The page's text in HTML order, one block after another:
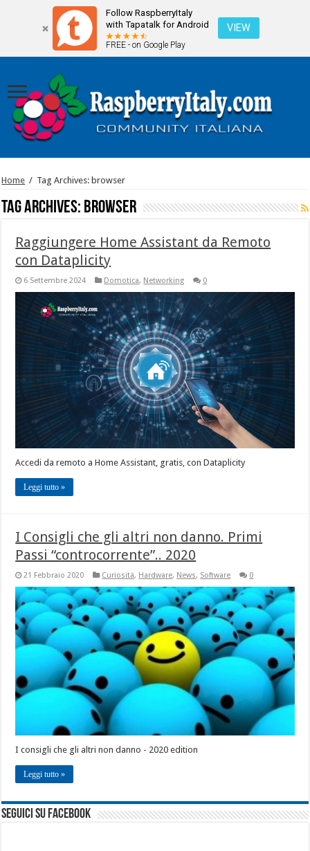
Follow RaspberryItaly
with Tapatalk for Android
FREE - on Google Play
VIEW
Home / Tag Archives: browser
Tag Archives: browser
Raggiungere Home Assistant da Remoto
con Dataplicity
6 Settembre 2024 Domotica, Networking 0
Accedi da remoto a Home Assistant, gratis, con Dataplicity
Leggi tutto »
I Consigli che gli altri non danno. Primi
Passi “controcorrente”.. 2020
21 Febbraio 2020 Curiosità, Hardware, News, Software 0
I consigli che gli altri non danno - 2020 edition
Leggi tutto »
seguici su facebook